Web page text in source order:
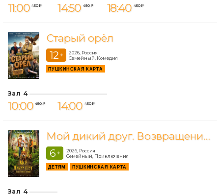
11:00 450 ₽ 14:50 450 ₽ 18:40 450 ₽
Старый орёл
12 +
2026, Россия
Семейный, Комедия
ПУШКИНСКАЯ КАРТА
Зал 4
10:00 450 ₽ 14:00 450 ₽
Мой дикий друг. Возвращение домой
6 +
2026, Россия
Семейный, Приключения
ДЕТЯМ ПУШКИНСКАЯ КАРТА
Зал 4